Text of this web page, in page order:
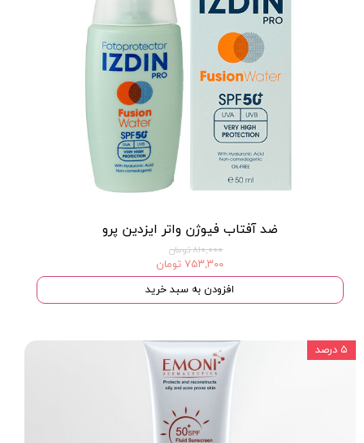
★
★★
ضد آفتاب فیوژن واتر ایزدین پرو
۸۱۰,۰۰۰ تومان
۷۵۳,۳۰۰ تومان
افزودن به سبد خرید
۵ درصد